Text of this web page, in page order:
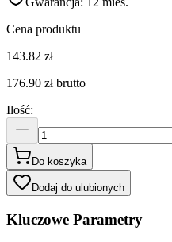
Cena produktu
143.82 zł
176.90 zł brutto
Ilość:
Do koszyka
Dodaj do ulubionych
Kluczowe Parametry